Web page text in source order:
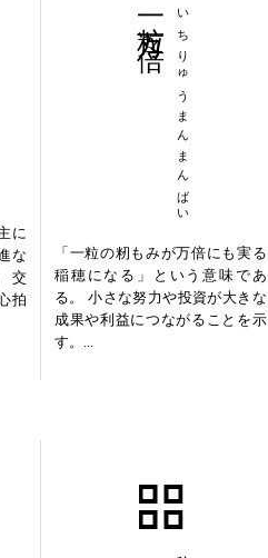
に
な
交
拍
いちりゅうまんまんばい
一粒万々倍
「一粒の籾もみが万倍にも実る
稲穂になる」という意味であ
る。 小さな努力や投資が大きな
成果や利益につながることを示
す。...